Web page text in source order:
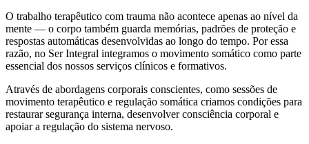
O trabalho terapêutico com trauma não acontece apenas ao nível da
mente — o corpo também guarda memórias, padrões de proteção e
respostas automáticas desenvolvidas ao longo do tempo. Por essa
razão, no Ser Integral integramos o movimento somático como parte
essencial dos nossos serviços clínicos e formativos.
Através de abordagens corporais conscientes, como sessões de
movimento terapêutico e regulação somática criamos condições para
restaurar segurança interna, desenvolver consciência corporal e
apoiar a regulação do sistema nervoso.